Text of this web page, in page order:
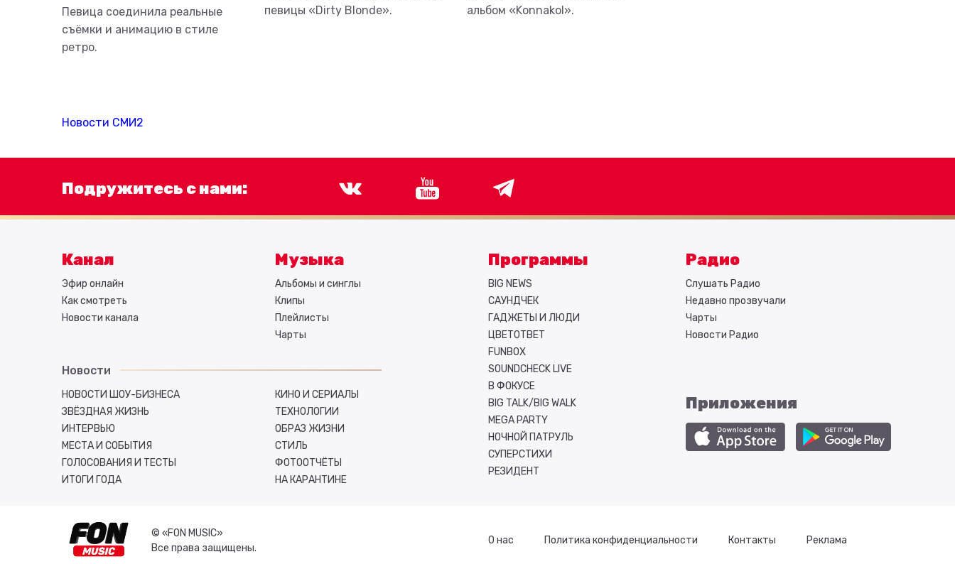
Певица соединила реальные
съёмки и анимацию в стиле
ретро.
певицы «Dirty Blonde».
альбом «Konnakol».
Новости СМИ2
Подружитесь с нами:
Канал
Эфир онлайн
Как смотреть
Новости канала
Музыка
Альбомы и синглы
Клипы
Плейлисты
Чарты
Новости
НОВОСТИ ШОУ-БИЗНЕСА
ЗВЁЗДНАЯ ЖИЗНЬ
ИНТЕРВЬЮ
МЕСТА И СОБЫТИЯ
ГОЛОСОВАНИЯ И ТЕСТЫ
ИТОГИ ГОДА
КИНО И СЕРИАЛЫ
ТЕХНОЛОГИИ
ОБРАЗ ЖИЗНИ
СТИЛЬ
ФОТООТЧЁТЫ
НА КАРАНТИНЕ
Программы
BIG NEWS
САУНДЧЕК
ГАДЖЕТЫ И ЛЮДИ
ЦВЕТОТВЕТ
FUNBOX
SOUNDCHECK LIVE
В ФОКУСЕ
BIG TALK/BIG WALK
MEGA PARTY
НОЧНОЙ ПАТРУЛЬ
СУПЕРСТИХИ
РЕЗИДЕНТ
Радио
Слушать Радио
Недавно прозвучали
Чарты
Новости Радио
Приложения
© «FON MUSIC»
Все права защищены.
О нас Политика конфиденциальности Контакты Реклама